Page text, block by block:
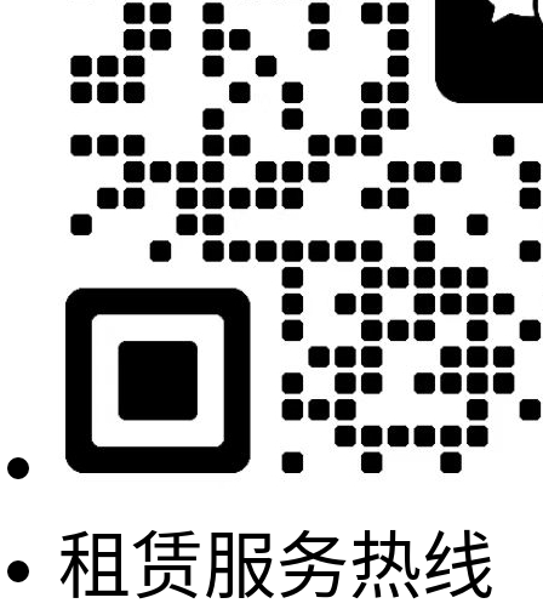
租赁服务热线